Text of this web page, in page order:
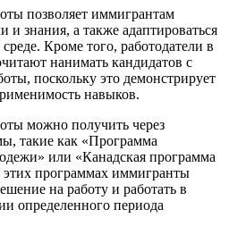
позволяет иммигрантам
и знания, а также адаптироваться
Кроме того, работодатели в
нанимать кандидатов с
поскольку это демонстрирует
навыков.
можно получить через
такие как «Программа
или «Канадская программа
программах иммигранты
на работу и работать в
определенного периода